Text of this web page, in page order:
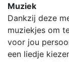
Muziek
Dankzij deze
muziekjes om
voor jou
een liedje